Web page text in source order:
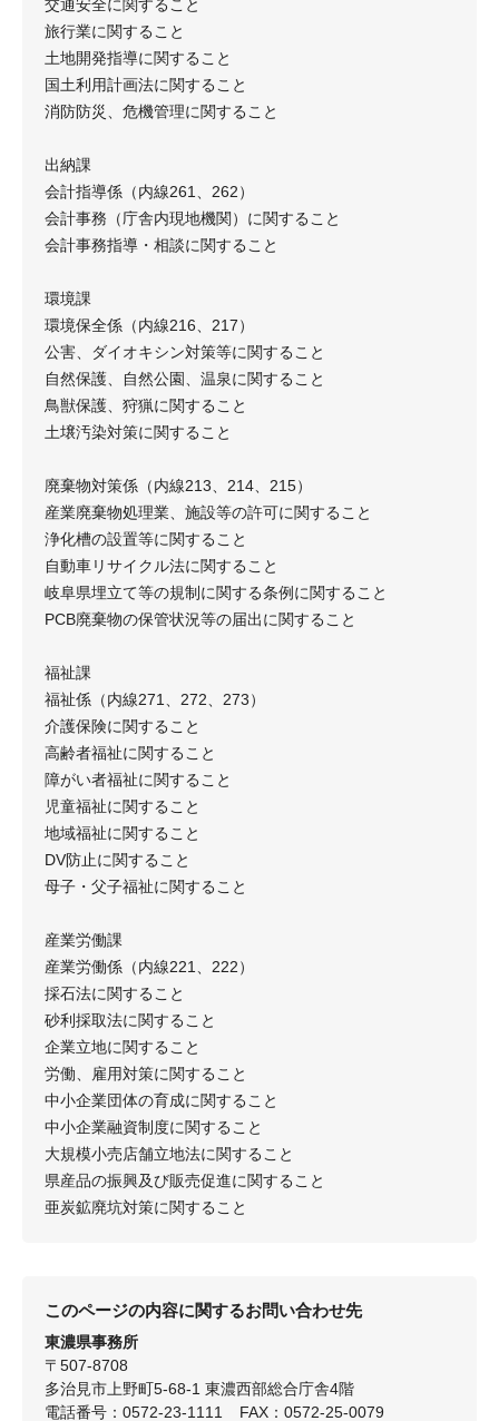
交通安全に関すること
旅行業に関すること
土地開発指導に関すること
国土利用計画法に関すること
消防防災、危機管理に関すること
出納課
会計指導係（内線261、262）
会計事務（庁舎内現地機関）に関すること
会計事務指導・相談に関すること
環境課
環境保全係（内線216、217）
公害、ダイオキシン対策等に関すること
自然保護、自然公園、温泉に関すること
鳥獣保護、狩猟に関すること
土壌汚染対策に関すること
廃棄物対策係（内線213、214、215）
産業廃棄物処理業、施設等の許可に関すること
浄化槽の設置等に関すること
自動車リサイクル法に関すること
岐阜県埋立て等の規制に関する条例に関すること
PCB廃棄物の保管状況等の届出に関すること
福祉課
福祉係（内線271、272、273）
介護保険に関すること
高齢者福祉に関すること
障がい者福祉に関すること
児童福祉に関すること
地域福祉に関すること
DV防止に関すること
母子・父子福祉に関すること
産業労働課
産業労働係（内線221、222）
採石法に関すること
砂利採取法に関すること
企業立地に関すること
労働、雇用対策に関すること
中小企業団体の育成に関すること
中小企業融資制度に関すること
大規模小売店舗立地法に関すること
県産品の振興及び販売促進に関すること
亜炭鉱廃坑対策に関すること
このページの内容に関するお問い合わせ先
東濃県事務所
〒507-8708
多治見市上野町5-68-1 東濃西部総合庁舎4階
電話番号：0572-23-1111
FAX：0572-25-0079